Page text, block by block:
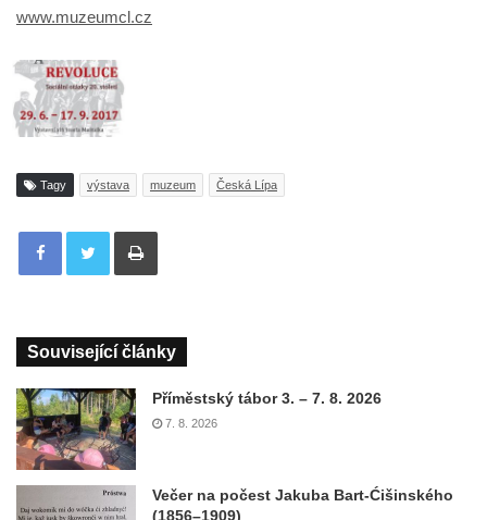
www.muzeumcl.cz
Tagy výstava muzeum Česká Lípa
Tisknout
Související články
Příměstský tábor 3. – 7. 8. 2026
7. 8. 2026
Večer na počest Jakuba Bart-Ćišinského
(1856–1909)